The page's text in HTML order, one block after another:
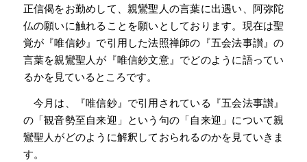
正信偈をお勤めして、親鸞聖人の言葉に出遇い、阿弥陀
仏の願いに触れることを願いとしております。現在は聖
覚が『唯信鈔』で引用した法照禅師の『五会法事讃』の
言葉を親鸞聖人が『唯信鈔文意』でどのように語ってい
るかを見ているところです。
今月は、『唯信鈔』で引用されている『五会法事讃』
の「観音勢至自来迎」という句の「自来迎」について親
鸞聖人がどのように解釈しておられるのかを見ていきま
す。